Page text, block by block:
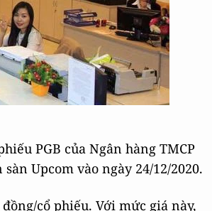
PGB của Ngân hàng TMCP
Upcom vào ngày 24/12/2020.
cổ phiếu. Với mức giá này,